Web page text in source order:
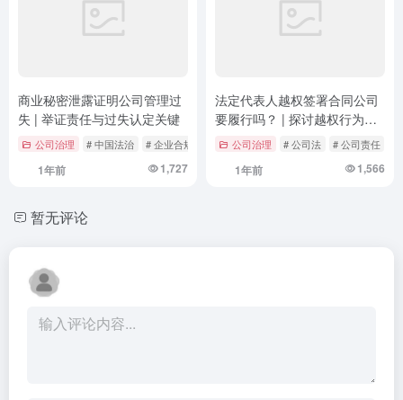
商业秘密泄露证明公司管理过
失 | 举证责任与过失认定关键
公司治理 # 中国法治 # 企业合规 # 商业秘密保护
1年前 1,727
法定代表人越权签署合同公司
要履行吗？ | 探讨越权行为的
法律效力与公司责任
公司治理 # 公司法 # 公司责任
1年前 1,566
暂无评论